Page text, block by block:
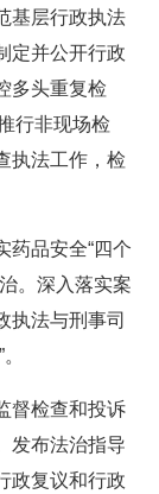
基层行政执法
定并公开行政
多头重复检
行非现场检
执法工作，检
药品安全“四个
。深入落实案
执法与刑事司
督检查和投诉
发布法治指导
政复议和行政